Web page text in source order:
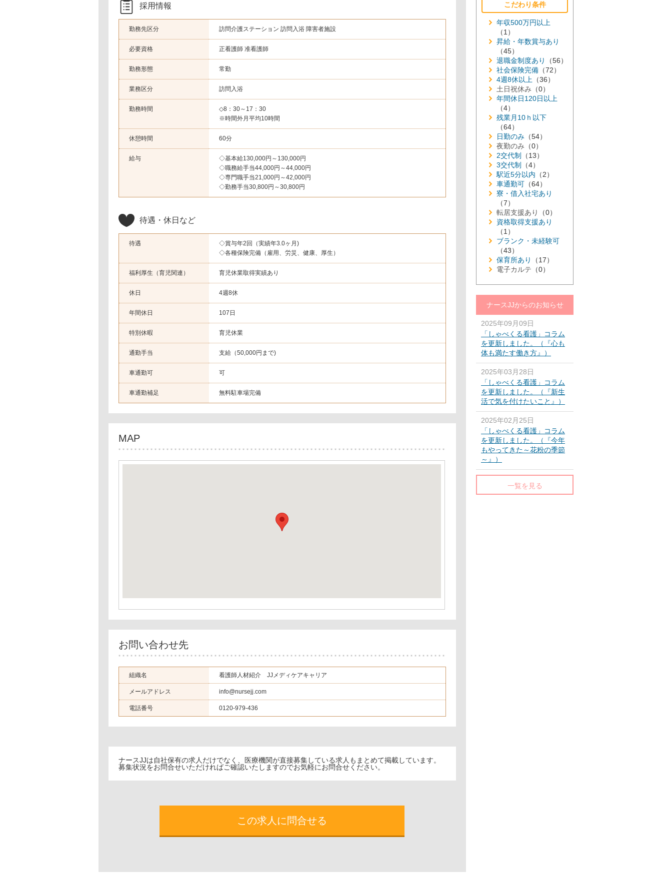
こだわり条件
年収500万円以上
（1）
昇給・年数賞与あり
（45）
退職金制度あり
（56）
社会保険完備 （72）
4週8休以上 （36）
土日祝休み （0）
年間休日120日以上
（4）
残業月10ｈ以下
（64）
日勤のみ （54）
夜勤のみ （0）
2交代制
（13）
3交代制
（4）
駅近5分以内 （2）
車通勤可 （64）
寮・借入社宅あり
（7）
転居支援あり
（0）
資格取得支援あり
（1）
ブランク・未経験可
（43）
保育所あり
（17）
電子カルテ （0）
ナースJJからのお知らせ
2025年09月09日
「しゃべくる看護」コラム
を更新しました。（『心も
体も満たす働き方』）
2025年03月28日
「しゃべくる看護」コラム
を更新しました。（『新生
活で気を付けたいこと』）
2025年02月25日
「しゃべくる看護」コラム
を更新しました。（『今年
もやってきた～花粉の季節
～』）
一覧を見る
採用情報
勤務先区分 訪問介護ステーション 訪問入浴 障害者施設
必要資格 正看護師 准看護師
勤務形態 常勤
業務区分 訪問入浴
勤務時間
◇8：30～17：30
※時間外月平均10時間
休憩時間 60分
給与
◇基本給130,000円～130,000円
◇職務給手当44,000円～44,000円
◇専門職手当21,000円～42,000円
◇勤務手当30,800円～30,800円
待遇・休日など
待遇
◇賞与年2回（実績年3.0ヶ月)
◇各種保険完備（雇用、労災、健康、厚生）
福利厚生（育児関連） 育児休業取得実績あり
休日 4週8休
年間休日 107日
特別休暇 育児休業
通勤手当 支給（50,000円まで)
車通勤可 可
車通勤補足 無料駐車場完備
MAP
お問い合わせ先
組織名 看護師人材紹介 JJメディケアキャリア
メールアドレス info@nursejj.com
電話番号 0120-979-436
ナースJJは自社保有の求人だけでなく、医療機関が直接募集している求人もまとめて掲載しています。
募集状況をお問合せいただければご確認いたしますのでお気軽にお問合せください。
この求人に問合せる